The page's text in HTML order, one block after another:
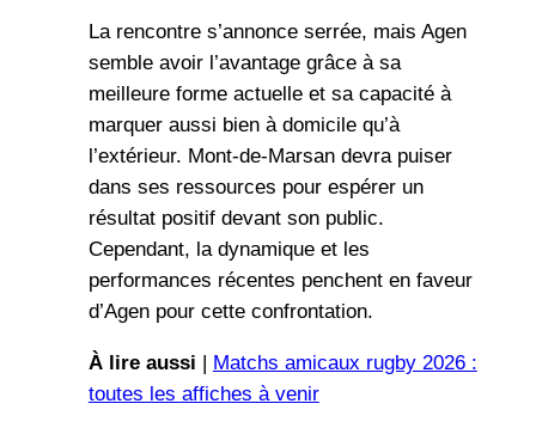
La rencontre s’annonce serrée, mais Agen
semble avoir l’avantage grâce à sa
meilleure forme actuelle et sa capacité à
marquer aussi bien à domicile qu’à
l’extérieur. Mont-de-Marsan devra puiser
dans ses ressources pour espérer un
résultat positif devant son public.
Cependant, la dynamique et les
performances récentes penchent en faveur
d’Agen pour cette confrontation.
À lire aussi | Matchs amicaux rugby 2026 :
toutes les affiches à venir